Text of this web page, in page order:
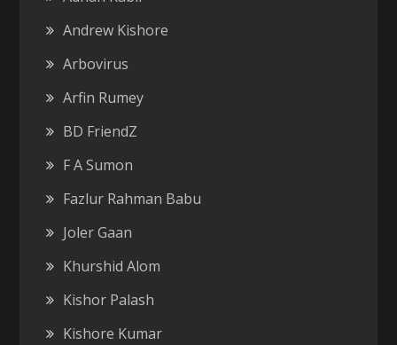
Andrew Kishore
Arbovirus
Arfin Rumey
BD FriendZ
F A Sumon
Fazlur Rahman Babu
Joler Gaan
Khurshid Alom
Kishor Palash
Kishore Kumar